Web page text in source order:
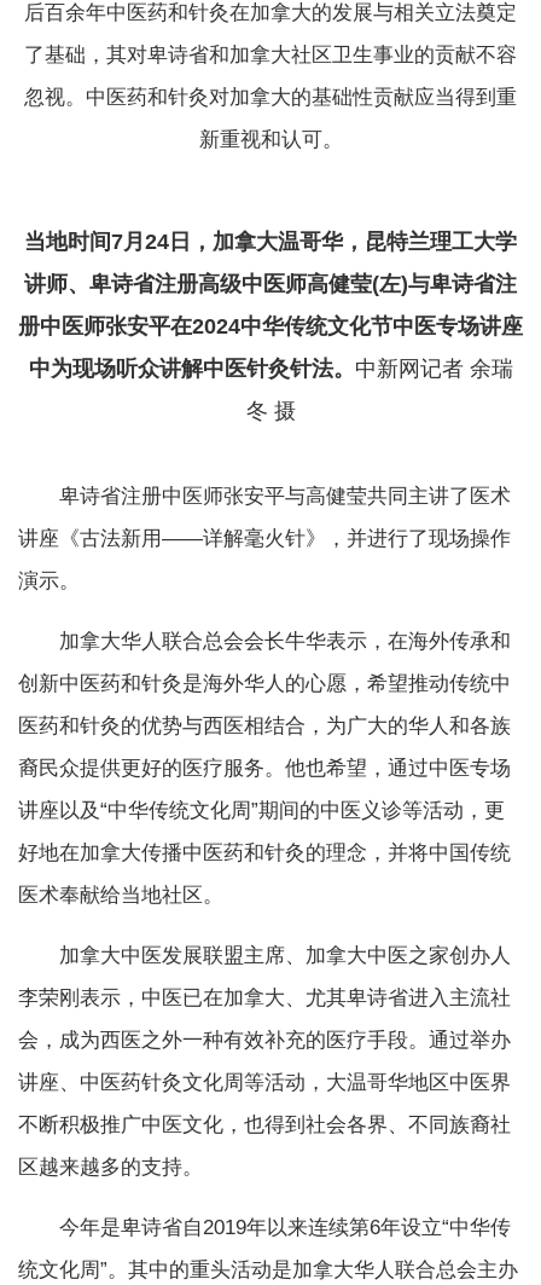
后百余年中医药和针灸在加拿大的发展与相关立法奠定
了基础，其对卑诗省和加拿大社区卫生事业的贡献不容
忽视。中医药和针灸对加拿大的基础性贡献应当得到重
新重视和认可。
当地时间7月24日，加拿大温哥华，昆特兰理工大学
讲师、卑诗省注册高级中医师高健莹(左)与卑诗省注
册中医师张安平在2024中华传统文化节中医专场讲座
中为现场听众讲解中医针灸针法。 中新网记者 余瑞
冬 摄
卑诗省注册中医师张安平与高健莹共同主讲了医术
讲座《古法新用——详解毫火针》，并进行了现场操作
演示。
加拿大华人联合总会会长牛华表示，在海外传承和
创新中医药和针灸是海外华人的心愿，希望推动传统中
医药和针灸的优势与西医相结合，为广大的华人和各族
裔民众提供更好的医疗服务。他也希望，通过中医专场
讲座以及“中华传统文化周”期间的中医义诊等活动，更
好地在加拿大传播中医药和针灸的理念，并将中国传统
医术奉献给当地社区。
加拿大中医发展联盟主席、加拿大中医之家创办人
李荣刚表示，中医已在加拿大、尤其卑诗省进入主流社
会，成为西医之外一种有效补充的医疗手段。通过举办
讲座、中医药针灸文化周等活动，大温哥华地区中医界
不断积极推广中医文化，也得到社会各界、不同族裔社
区越来越多的支持。
今年是卑诗省自2019年以来连续第6年设立“中华传
统文化周”。其中的重头活动是加拿大华人联合总会主办